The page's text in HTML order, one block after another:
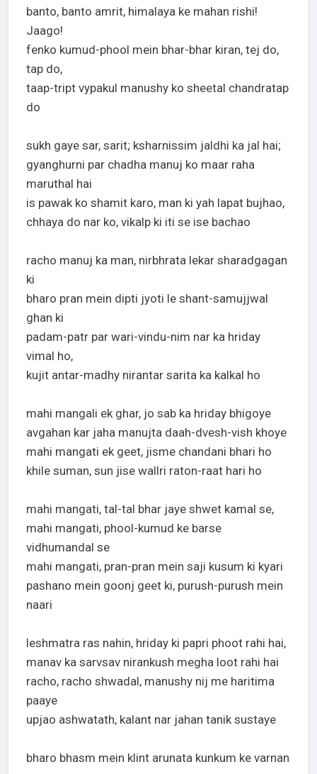
banto, banto amrit, himalaya ke mahan rishi!
Jaago!
fenko kumud-phool mein bhar-bhar kiran, tej do,
tap do,
taap-tript vypakul manushy ko sheetal chandratap
do
sukh gaye sar, sarit; ksharnissim jaldhi ka jal hai;
gyanghurni par chadha manuj ko maar raha
maruthal hai
is pawak ko shamit karo, man ki yah lapat bujhao,
chhaya do nar ko, vikalp ki iti se ise bachao
racho manuj ka man, nirbhrata lekar sharadgagan
ki
bharo pran mein dipti jyoti le shant-samujjwal
ghan ki
padam-patr par wari-vindu-nim nar ka hriday
vimal ho,
kujit antar-madhy nirantar sarita ka kalkal ho
mahi mangali ek ghar, jo sab ka hriday bhigoye
avgahan kar jaha manujta daah-dvesh-vish khoye
mahi mangati ek geet, jisme chandani bhari ho
khile suman, sun jise wallri raton-raat hari ho
mahi mangati, tal-tal bhar jaye shwet kamal se,
mahi mangati, phool-kumud ke barse
vidhumandal se
mahi mangati, pran-pran mein saji kusum ki kyari
pashano mein goonj geet ki, purush-purush mein
naari
leshmatra ras nahin, hriday ki papri phoot rahi hai,
manav ka sarvsav nirankush megha loot rahi hai
racho, racho shwadal, manushy nij me haritima
paaye
upjao ashwatath, kalant nar jahan tanik sustaye
bharo bhasm mein klint arunata kunkum ke varnan